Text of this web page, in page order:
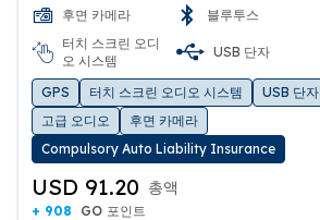
후면 카메라
블루투스
터치 스크린 오디
오 시스템
USB 단자
GPS 터치 스크린 오디오 시스템 USB 단자
고급 오디오
후면 카메라
Compulsory Auto Liability Insurance
USD 91.20 총액
+ 908 GO 포인트